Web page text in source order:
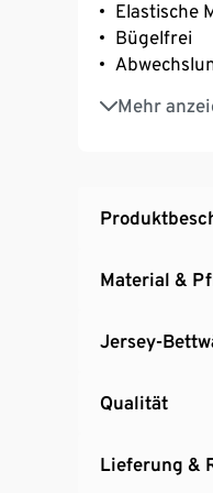
Elastische
Bügelfrei
Mehr
Mit
Material &
Jersey-
Qualität
Lieferung &